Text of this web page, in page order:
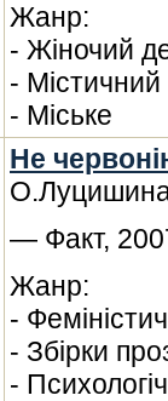
Жанр:
- Жіночий
- Містичний
- Міське
Не
— Факт,
Жанр:
-
- Збірки
-